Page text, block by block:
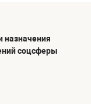
назначения
соцсферы